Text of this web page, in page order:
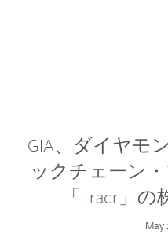
GIA、ダイヤモ
ックチェーン
「Tracr」
May